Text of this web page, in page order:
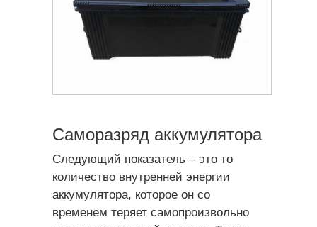
Саморазряд аккумулятора
Следующий показатель – это то
количество внутренней энергии
аккумулятора, которое он со
временем теряет самопроизвольно